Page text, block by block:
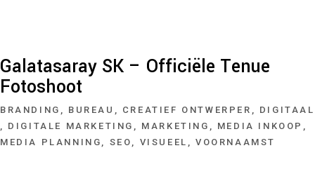
Galatasaray SK – Officiële Tenue
Fotoshoot
BRANDING BUREAU CREATIEF ONTWERPER
DIGITAAL
DIGITALE MARKETING
MARKETING
MEDIA INKOOP
MEDIA PLANNING
SEO VISUEEL VOORNAAMST